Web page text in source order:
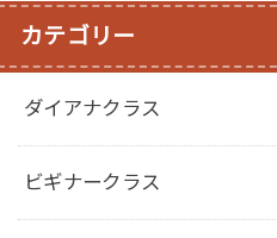
カテゴリー
ダイアナクラス
ビギナークラス